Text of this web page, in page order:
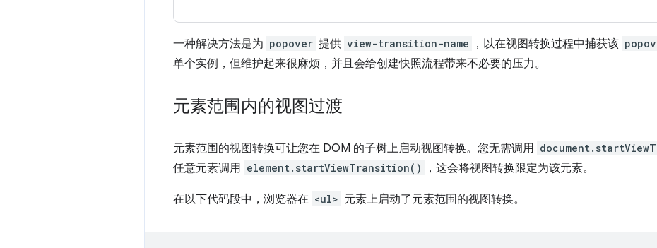
一种解决方法是为 popover 提供 view-transition-name ，以在视图转换过程中捕获该
单个实例，但维护起来很麻烦，并且会给创建快照流程带来不必要的压力。
元素范围内的视图过渡
元素范围的视图转换可让您在 DOM 的子树上启动视图转换。您无需调用
任意元素调用 element.startViewTransition() ，这会将视图转换限定为该元素。
在以下代码段中，浏览器在 <ul> 元素上启动了元素范围的视图转换。